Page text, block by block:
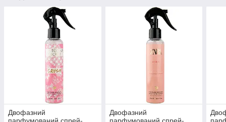
Двофазний
Двофазний